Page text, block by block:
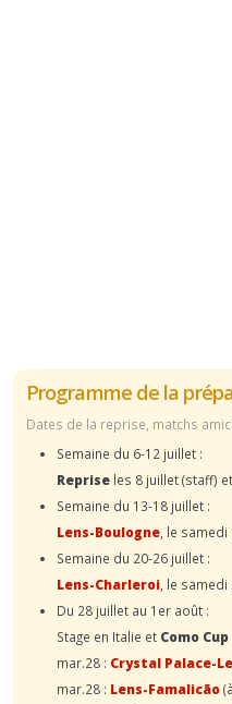
Programme de la
Dates de la reprise, matchs
Semaine du 6-12 juillet :
Reprise les 8 juillet (staff)
Semaine du 13-18 juillet :
Lens-Boulogne , le
Semaine du 20-26 juillet :
Lens-Charleroi , le
Du 28 juillet au 1er août :
Stage en Italie et Como Cup
mar.28 : Crystal Palace-
mar.28 : Lens-Famalicão